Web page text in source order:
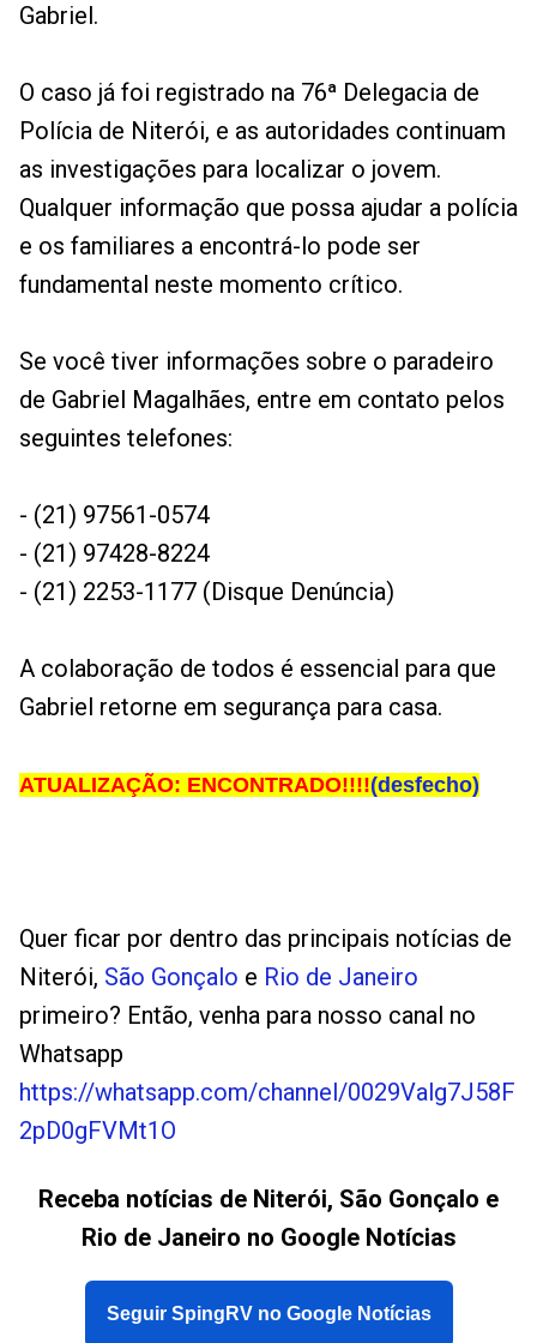
Gabriel.
O caso já foi registrado na 76ª Delegacia de
Polícia de Niterói, e as autoridades continuam
as investigações para localizar o jovem.
Qualquer informação que possa ajudar a polícia
e os familiares a encontrá-lo pode ser
fundamental neste momento crítico.
Se você tiver informações sobre o paradeiro
de Gabriel Magalhães, entre em contato pelos
seguintes telefones:
- (21) 97561-0574
- (21) 97428-8224
- (21) 2253-1177 (Disque Denúncia)
A colaboração de todos é essencial para que
Gabriel retorne em segurança para casa.
ATUALIZAÇÃO: ENCONTRADO!!!!(desfecho)
Quer ficar por dentro das principais notícias de
Niterói, São Gonçalo e Rio de Janeiro
primeiro? Então, venha para nosso canal no
Whatsapp
https://whatsapp.com/channel/0029Valg7J58F
2pD0gFVMt1O
Receba notícias de Niterói, São Gonçalo e
Rio de Janeiro no Google Notícias
Seguir SpingRV no Google Notícias